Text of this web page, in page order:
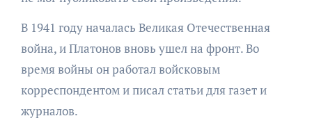
В 1941 году началась Великая Отечественная
война, и Платонов вновь ушел на фронт. Во
время войны он работал войсковым
корреспондентом и писал статьи для газет и
журналов.